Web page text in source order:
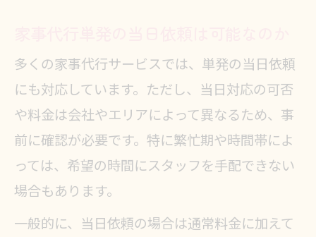
多くの家事代行サービスでは、単発の当日依頼
にも対応しています。ただし、当日対応の可否
や料金は会社やエリアによって異なるため、事
前に確認が必要です。特に繁忙期や時間帯によ
っては、希望の時間にスタッフを手配できない
場合もあります。
一般的に、当日依頼の場合は通常料金に加えて